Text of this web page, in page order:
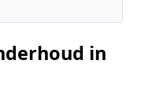
in